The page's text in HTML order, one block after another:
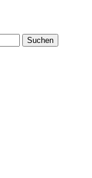
Suchen